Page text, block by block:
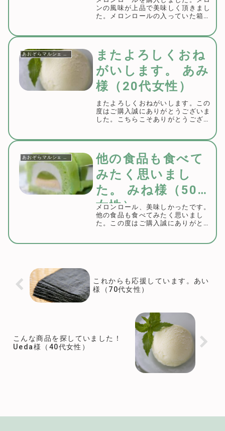
ンの風味が上品で美味しく頂きまし
た。メロンロールの入っていた箱も
ご購入誠にありがとうございまし
た。ご賞味のご感想をいただき嬉し
く思います。地元つ...
またよろしくおね
がいします。 あみ
様（20代女性）
またよろしくおねがいします。この
度はご購入誠にありがとうございま
した。こちらこそありがとうござい
あおぞらマルシェ お客様の声
他の食品も食べて
みたく思いまし
た。 みね様（50代
女性）
メロンロール、美味しかったです。
他の食品も食べてみたく思いまし
た。この度はご購入誠にありがとう
これからも応援しています。あい
様（70代女性）
こんな商品を探していました！
Ueda様（40代女性）